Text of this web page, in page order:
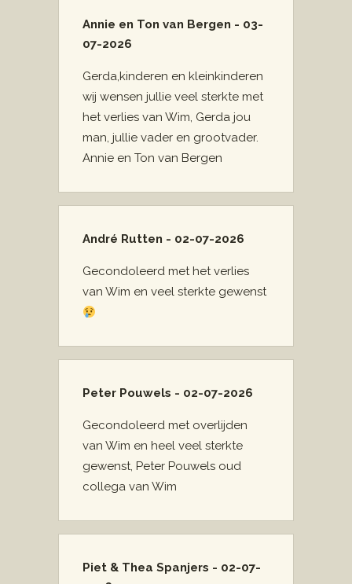
Annie en Ton van Bergen - 03-
07-2026
Gerda,kinderen en kleinkinderen
wij wensen jullie veel sterkte met
het verlies van Wim, Gerda jou
man, jullie vader en grootvader.
Annie en Ton van Bergen
André Rutten - 02-07-2026
Gecondoleerd met het verlies
van Wim en veel sterkte gewenst
Peter Pouwels - 02-07-2026
Gecondoleerd met overlijden
van Wim en heel veel sterkte
gewenst, Peter Pouwels oud
collega van Wim
Piet & Thea Spanjers - 02-07-